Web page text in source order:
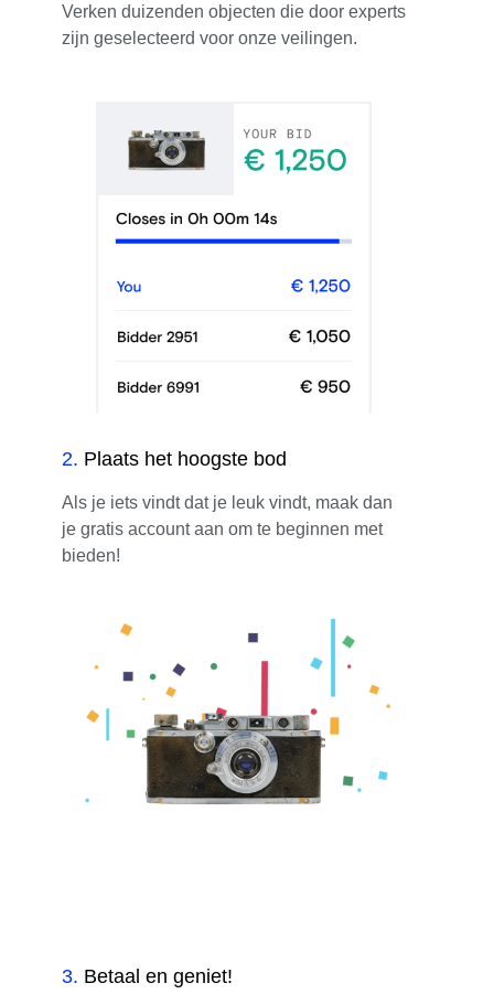
Verken duizenden objecten die door experts
zijn geselecteerd voor onze veilingen.
2. Plaats het hoogste bod
Als je iets vindt dat je leuk vindt, maak dan
je gratis account aan om te beginnen met
bieden!
3. Betaal en geniet!